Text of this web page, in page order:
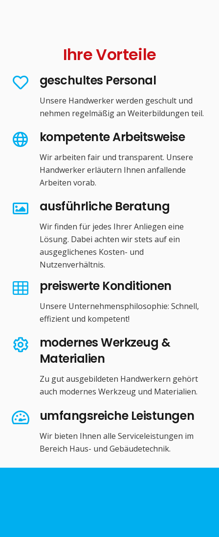
Ihre Vorteile
geschultes Personal
Unsere Handwerker werden geschult und
nehmen regelmäßig an Weiterbildungen teil.
kompetente Arbeitsweise
Wir arbeiten fair und transparent. Unsere
Handwerker erläutern Ihnen anfallende
Arbeiten vorab.
ausführliche Beratung
Wir finden für jedes Ihrer Anliegen eine
Lösung. Dabei achten wir stets auf ein
ausgeglichenes Kosten- und
Nutzenverhältnis.
preiswerte Konditionen
Unsere Unternehmensphilosophie: Schnell,
effizient und kompetent!
modernes Werkzeug &
Materialien
Zu gut ausgebildeten Handwerkern gehört
auch modernes Werkzeug und Materialien.
umfangsreiche Leistungen
Wir bieten Ihnen alle Serviceleistungen im
Bereich Haus- und Gebäudetechnik.